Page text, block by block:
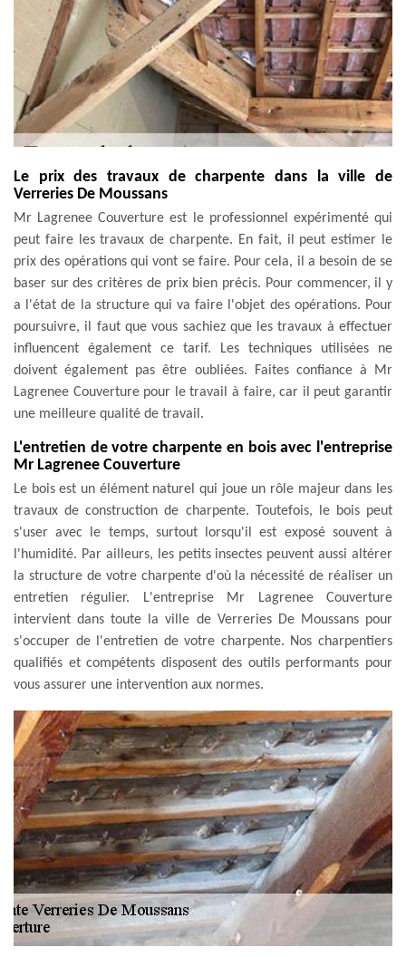
Le prix des travaux de charpente dans la ville de
Verreries De Moussans
Mr Lagrenee Couverture est le professionnel expérimenté qui
peut faire les travaux de charpente. En fait, il peut estimer le
prix des opérations qui vont se faire. Pour cela, il a besoin de se
baser sur des critères de prix bien précis. Pour commencer, il y
a l'état de la structure qui va faire l'objet des opérations. Pour
poursuivre, il faut que vous sachiez que les travaux à effectuer
influencent également ce tarif. Les techniques utilisées ne
doivent également pas être oubliées. Faites confiance à Mr
Lagrenee Couverture pour le travail à faire, car il peut garantir
une meilleure qualité de travail.
L'entretien de votre charpente en bois avec l'entreprise
Mr Lagrenee Couverture
Le bois est un élément naturel qui joue un rôle majeur dans les
travaux de construction de charpente. Toutefois, le bois peut
s'user avec le temps, surtout lorsqu'il est exposé souvent à
l'humidité. Par ailleurs, les petits insectes peuvent aussi altérer
la structure de votre charpente d'où la nécessité de réaliser un
entretien régulier. L'entreprise Mr Lagrenee Couverture
intervient dans toute la ville de Verreries De Moussans pour
s'occuper de l'entretien de votre charpente. Nos charpentiers
qualifiés et compétents disposent des outils performants pour
vous assurer une intervention aux normes.